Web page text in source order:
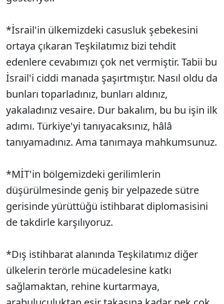
*İsrail'in ülkemizdeki casusluk şebekesini
ortaya çıkaran Teşkilatımız bizi tehdit
edenlere cevabımızı çok net vermiştir. Tabii bu
İsrail'i ciddi manada şaşırtmıştır. Nasıl oldu da
bunları toparladınız, bunları aldınız,
yakaladınız vesaire. Dur bakalım, bu bu işin ilk
adımı. Türkiye'yi tanıyacaksınız, hâlâ
tanıyamadınız. Ama tanımaya mahkumsunuz.
*MİT'in bölgemizdeki gerilimlerin
düşürülmesinde geniş bir yelpazede sütre
gerisinde yürüttüğü istihbarat diplomasisini
de takdirle karşılıyoruz.
*Dış istihbarat alanında Teşkilatımız diğer
ülkelerin terörle mücadelesine katkı
sağlamaktan, rehine kurtarmaya,